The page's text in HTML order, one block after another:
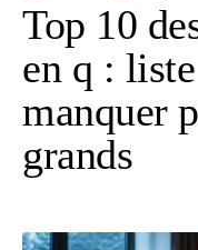
Top 10
en q :
manquer
grands